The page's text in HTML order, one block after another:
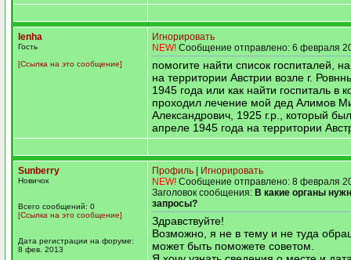
lenha
Гость
[Ссылка на это сообщение]
Игнорировать
NEW! Сообщение отправлено: 6 февраля
помогите найти список госпиталей,
на территории Австрии возле г.
1945 года или как найти госпиталь в
проходил лечение мой дед Алимов
Александрович, 1925 г.р., который
апреле 1945 года на территории
Sunberry
Новичок
Всего сообщений: 0
[Ссылка на это сообщение]
Дата регистрации на форуме:
8 фев. 2013
Профиль
Игнорировать
NEW! Сообщение отправлено: 8 февраля
Заголовок сообщения: В какие органы
запросы?
Здравствуйте!
Возможно, я не в тему и не туда
может быть поможете советом.